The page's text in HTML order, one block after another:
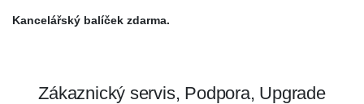
Kancelářský balíček zdarma.
Zákaznický servis, Podpora, Upgrade